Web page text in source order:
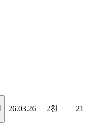
26.03.26 2천 21